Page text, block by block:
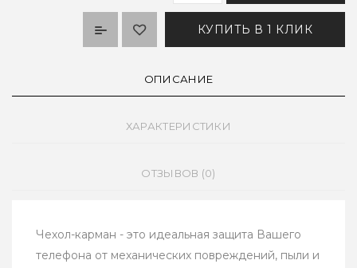
КУПИТЬ В 1 КЛИК
ОПИСАНИЕ
ХАРАКТЕРИСТИКИ
ОТЗЫВОВ (0)
Чехол-карман - это идеальная защита Вашего
телефона от механических повреждений, пыли и